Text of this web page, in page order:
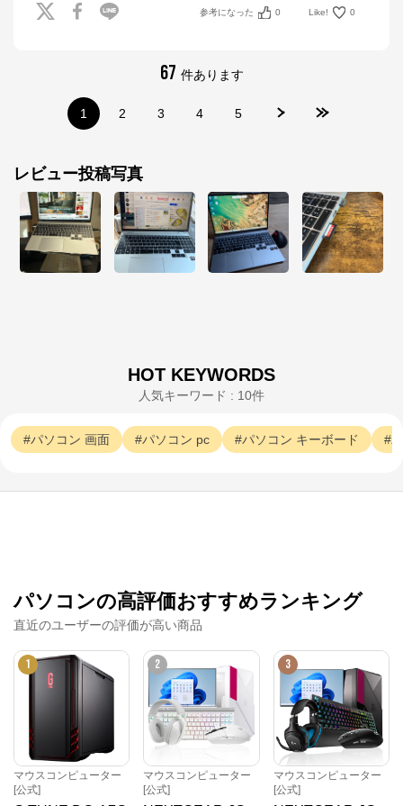
参考になった 0 Like! 0
67 件あります
1 2 3 4 5
レビュー投稿写真
HOT KEYWORDS
人気キーワード : 10件
パソコン 画面 パソコン pc パソコン キーボード
パソコンの高評価おすすめランキング
直近のユーザーの評価が高い商品
1
マウスコンピューター
[公式]
2
マウスコンピューター
[公式]
3
マウスコンピューター
[公式]
算に沿って、自由にカスタマイズしたBTO（Build To
く）」「24時間×365日電話サポート」が標準で付帯、
休日や深夜でも専門国内スタッフが皆様をサポートい
たします。